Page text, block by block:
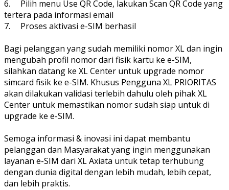
6. Pilih menu Use QR Code, lakukan Scan QR Code yang
tertera pada informasi email
7. Proses aktivasi e-SIM berhasil
Bagi pelanggan yang sudah memiliki nomor XL dan ingin
mengubah profil nomor dari fisik kartu ke e-SIM,
silahkan datang ke XL Center untuk upgrade nomor
simcard fisik ke e-SIM. Khusus Pengguna XL PRIORITAS
akan dilakukan validasi terlebih dahulu oleh pihak XL
Center untuk memastikan nomor sudah siap untuk di
upgrade ke e-SIM.
Semoga informasi & inovasi ini dapat membantu
pelanggan dan Masyarakat yang ingin menggunakan
layanan e-SIM dari XL Axiata untuk tetap terhubung
dengan dunia digital dengan lebih mudah, lebih cepat,
dan lebih praktis.